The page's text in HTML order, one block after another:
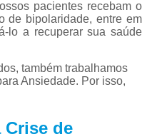
Tratamento
Tratamento para
Tratamento para
pacientes recebam o
de bipolaridade, entre em
lo a recuperar sua saúde
também trabalhamos
Ansiedade. Por isso,
Crise de